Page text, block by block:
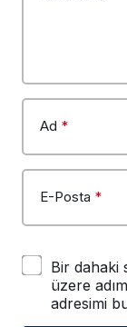
Ad *
E-Posta *
Bir dahaki
üzere
adresimi